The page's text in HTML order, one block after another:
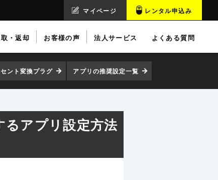
マイページ レンタル申込み
・返却 お客様の声 法人サービス よくある質問
ント変換プラグ アプリの推奨設定一覧
るアプリ設定方法